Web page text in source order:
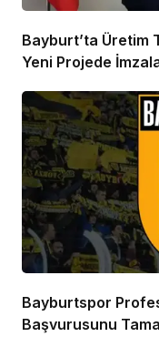
Bayburt’ta Üretim
Yeni Projede
Bayburtspor
Başvurusunu